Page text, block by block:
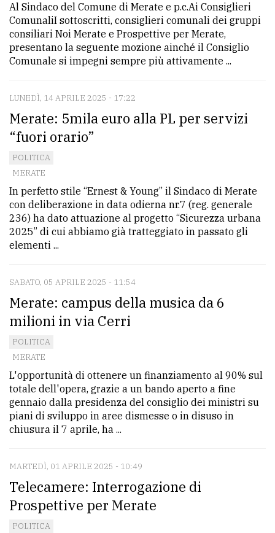
ALTRE
TESTATE
PRIVACY
Privacy
policy
Cookie
policy
Al Sindaco del Comune di Merate e p.c.Ai Consiglieri
ComunaliI sottoscritti, consiglieri comunali dei gruppi
consiliari Noi Merate e Prospettive per Merate,
presentano la seguente mozione ainché il Consiglio
Comunale si impegni sempre più attivamente ...
LUNEDÌ, 14 APRILE 2025 - 17:22
Merate: 5mila euro alla PL per servizi
“fuori orario”
POLITICA
MERATE
In perfetto stile “Ernest & Young” il Sindaco di Merate
con deliberazione in data odierna nr.7 (reg. generale
236) ha dato attuazione al progetto “Sicurezza urbana
2025” di cui abbiamo già tratteggiato in passato gli
elementi ...
SABATO, 05 APRILE 2025 - 11:54
Merate: campus della musica da 6
milioni in via Cerri
POLITICA
MERATE
L'opportunità di ottenere un finanziamento al 90% sul
totale dell'opera, grazie a un bando aperto a fine
gennaio dalla presidenza del consiglio dei ministri su
piani di sviluppo in aree dismesse o in disuso in
chiusura il 7 aprile, ha ...
MARTEDÌ, 01 APRILE 2025 - 10:49
Telecamere: Interrogazione di
Prospettive per Merate
POLITICA